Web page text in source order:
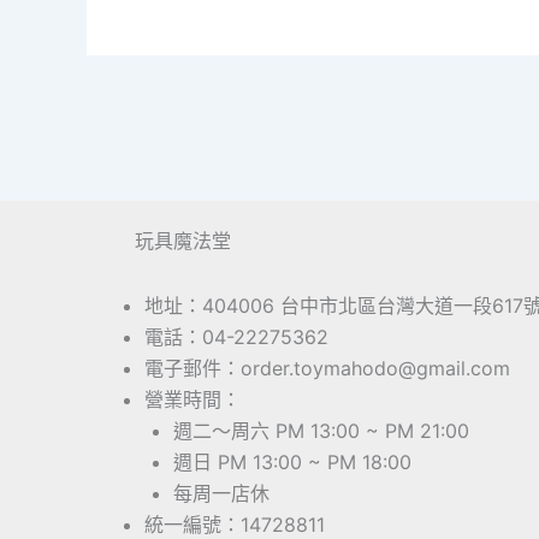
玩具魔法堂
地址：404006 台中市北區台灣大道一段617
電話：04-22275362
電子郵件：order.toymahodo@gmail.com
營業時間：
週二～周六 PM 13:00 ~ PM 21:00
週日 PM 13:00 ~ PM 18:00
每周一店休
統一編號：14728811